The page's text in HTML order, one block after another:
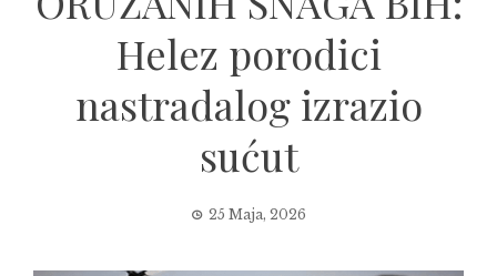
Helez porodici
nastradalog izrazio
sućut
25 Maja, 2026